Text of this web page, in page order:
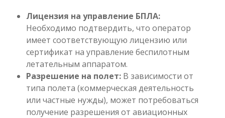
Лицензия на управление БПЛА:
Необходимо подтвердить, что оператор
имеет соответствующую лицензию или
сертификат на управление беспилотным
летательным аппаратом.
Разрешение на полет: В зависимости от
типа полета (коммерческая деятельность
или частные нужды), может потребоваться
получение разрешения от авиационных